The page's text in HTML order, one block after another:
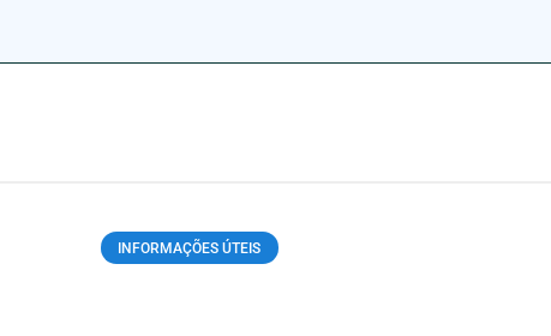
INFORMAÇÕES ÚTEIS